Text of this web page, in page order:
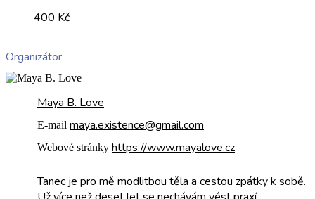
400 Kč
Organizátor
Maya B. Love
E-mail maya.existence@gmail.com
Webové stránky https://www.mayalove.cz
Tanec je pro mě modlitbou těla a cestou zpátky k sobě.